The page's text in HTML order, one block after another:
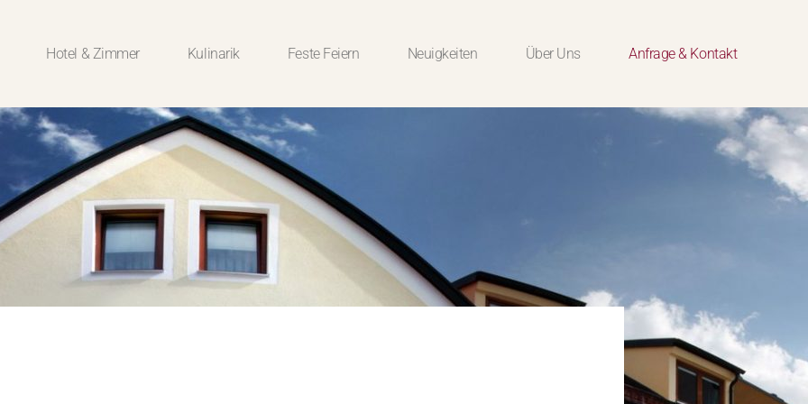
Hotel & Zimmer Kulinarik Feste Feiern Neuigkeiten Über Uns Anfrage & Kontakt